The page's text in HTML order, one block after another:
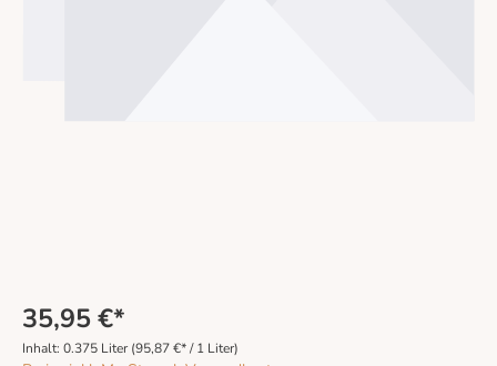
35,95 €*
Inhalt: 0.375 Liter (95,87 €* / 1 Liter)